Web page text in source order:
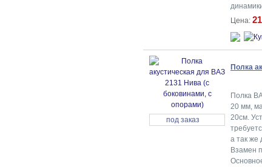
Цена:
под заказ
Полка
Полка
20 мм,
20см.
а так же
Взамен